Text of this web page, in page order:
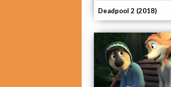
Deadpool 2 (2018)